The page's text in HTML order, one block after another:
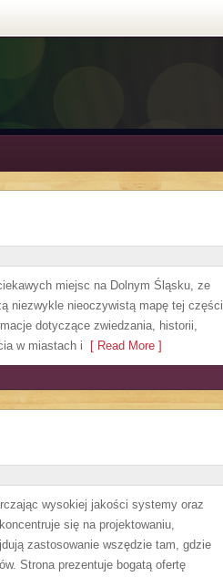
miejsc na Dolnym Śląsku, ze
niezwykle nieoczywistą mapę tej części
dotyczące zwiedzania, historii,
w miastach i [ Read More ]
wysokiej jakości systemy oraz
się na projektowaniu,
zastosowanie wszędzie tam, gdzie
Strona prezentuje bogatą ofertę